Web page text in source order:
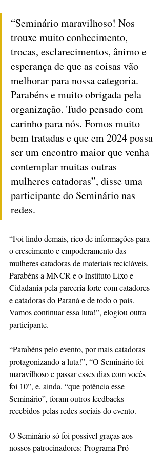
“Seminário maravilhoso! Nos
trouxe muito conhecimento,
trocas, esclarecimentos, ânimo e
esperança de que as coisas vão
melhorar para nossa categoria.
Parabéns e muito obrigada pela
organização. Tudo pensado com
carinho para nós. Fomos muito
bem tratadas e que em 2024 possa
ser um encontro maior que venha
contemplar muitas outras
mulheres catadoras”, disse uma
participante do Seminário nas
redes.
“Foi lindo demais, rico de informações para
o crescimento e empoderamento das
mulheres catadoras de materiais recicláveis.
Parabéns a MNCR e o Instituto Lixo e
Cidadania pela parceria forte com catadores
e catadoras do Paraná e de todo o país.
Vamos continuar essa luta!”, elogiou outra
participante.
“Parabéns pelo evento, por mais catadoras
protagonizando a luta!”, “O Seminário foi
maravilhoso e passar esses dias com vocês
foi 10”, e, ainda, “que potência esse
Seminário”, foram outros feedbacks
recebidos pelas redes sociais do evento.
O Seminário só foi possível graças aos
nossos patrocinadores: Programa Pró-